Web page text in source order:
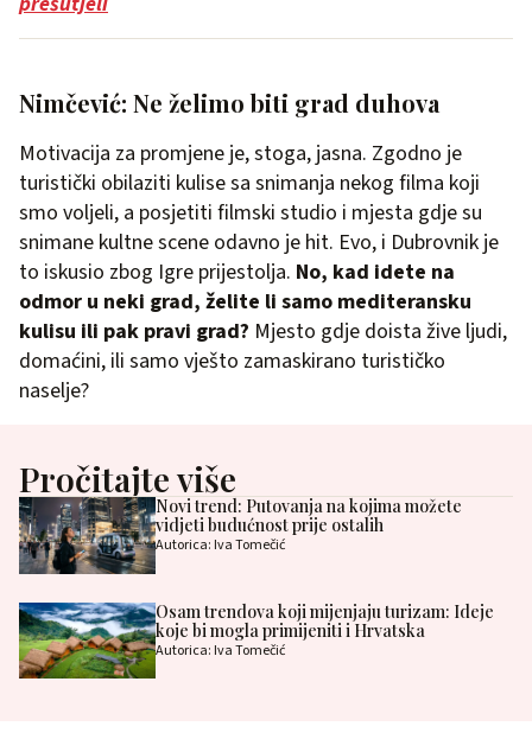
Nimčević: Ne želimo biti grad duhova
Motivacija za promjene je, stoga, jasna. Zgodno je
turistički obilaziti kulise sa snimanja nekog filma koji
smo voljeli, a posjetiti filmski studio i mjesta gdje su
snimane kultne scene odavno je hit. Evo, i Dubrovnik je
to iskusio zbog Igre prijestolja. No, kad idete na
odmor u neki grad, želite li samo mediteransku
kulisu ili pak pravi grad? Mjesto gdje doista žive ljudi,
domaćini, ili samo vješto zamaskirano turističko
naselje?
Pročitajte više
Novi trend: Putovanja na kojima možete
vidjeti budućnost prije ostalih
Autorica: Iva Tomečić
Osam trendova koji mijenjaju turizam: Ideje
koje bi mogla primijeniti i Hrvatska
Autorica: Iva Tomečić